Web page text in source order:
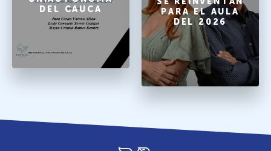
DEL CAUCA
PARA EL AULA
DEL 2026